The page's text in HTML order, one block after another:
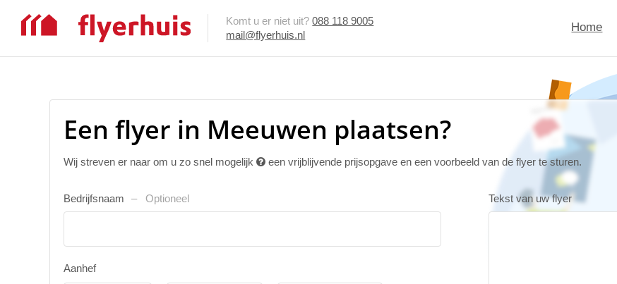
Komt u er niet uit? 088 118 9005
mail@flyerhuis.nl
Home
Een flyer in Meeuwen plaatsen?
Wij streven er naar om u zo snel mogelijk een vrijblijvende prijsopgave en een voorbeeld van de flyer te sturen.
Bedrijfsnaam Optioneel
Aanhef
Tekst van uw flyer